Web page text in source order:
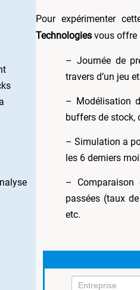
Pour expérimenter
Technologies vous offre
– Journée de
travers d’un jeu
– Modélisation
buffers de stock,
– Simulation a
les 6 derniers
– Comparaison
passées (taux
etc.